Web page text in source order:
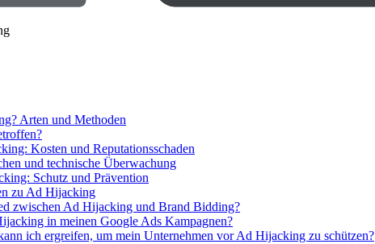
Arten und Methoden
Kosten und Reputationsschaden
und technische Überwachung
Schutz und Prävention
zu Ad Hijacking
zwischen Ad Hijacking und Brand Bidding?
in meinen Google Ads Kampagnen?
ich ergreifen, um mein Unternehmen vor Ad Hijacking zu schützen?